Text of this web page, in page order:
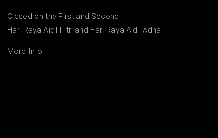
Closed on the First and Second
Hari Raya Aidil Fitri and Hari Raya Aidil Adha
More Info